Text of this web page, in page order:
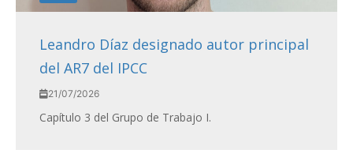
Leandro Díaz designado autor principal
del AR7 del IPCC
21/07/2026
Capítulo 3 del Grupo de Trabajo I.